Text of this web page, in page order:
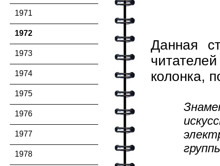
1971
1972
1973
1974
1975
1976
1977
1978
Данная
колонка,